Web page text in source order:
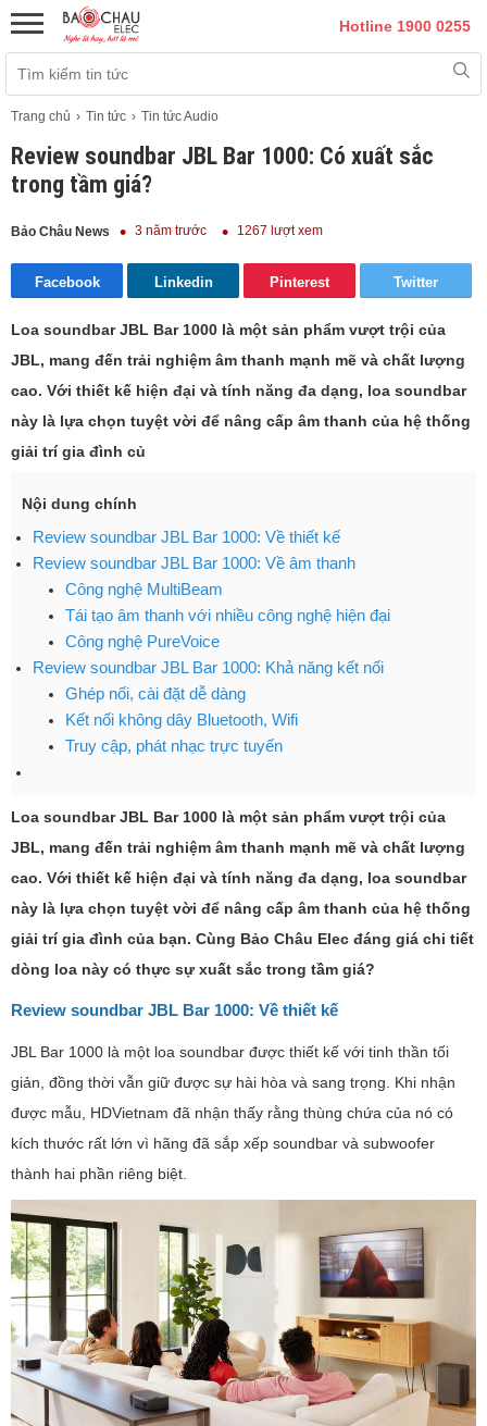
Hotline 1900 0255
Trang chủ Tin tức Tin tức Audio
Review soundbar JBL Bar 1000: Có xuất sắc
trong tầm giá?
Bảo Châu News 3 năm trước 1267 lượt xem
Facebook Linkedin Pinterest Twitter
Loa soundbar JBL Bar 1000 là một sản phẩm vượt trội của
JBL, mang đến trải nghiệm âm thanh mạnh mẽ và chất lượng
cao. Với thiết kế hiện đại và tính năng đa dạng, loa soundbar
này là lựa chọn tuyệt vời để nâng cấp âm thanh của hệ thống
giải trí gia đình củ
Nội dung chính
Review soundbar JBL Bar 1000: Về thiết kế
Review soundbar JBL Bar 1000: Về âm thanh
Công nghệ MultiBeam
Tái tạo âm thanh với nhiều công nghệ hiện đại
Công nghệ PureVoice
Review soundbar JBL Bar 1000: Khả năng kết nối
Ghép nối, cài đặt dễ dàng
Kết nối không dây Bluetooth, Wifi
Truy cập, phát nhạc trực tuyến
Loa soundbar JBL Bar 1000 là một sản phẩm vượt trội của
JBL, mang đến trải nghiệm âm thanh mạnh mẽ và chất lượng
cao. Với thiết kế hiện đại và tính năng đa dạng, loa soundbar
này là lựa chọn tuyệt vời để nâng cấp âm thanh của hệ thống
giải trí gia đình của bạn. Cùng Bảo Châu Elec đáng giá chi tiết
dòng loa này có thực sự xuất sắc trong tầm giá?
Review soundbar JBL Bar 1000: Về thiết kế
JBL Bar 1000 là một loa soundbar được thiết kế với tinh thần tối
giản, đồng thời vẫn giữ được sự hài hòa và sang trọng. Khi nhận
được mẫu, HDVietnam đã nhận thấy rằng thùng chứa của nó có
kích thước rất lớn vì hãng đã sắp xếp soundbar và subwoofer
thành hai phần riêng biệt.